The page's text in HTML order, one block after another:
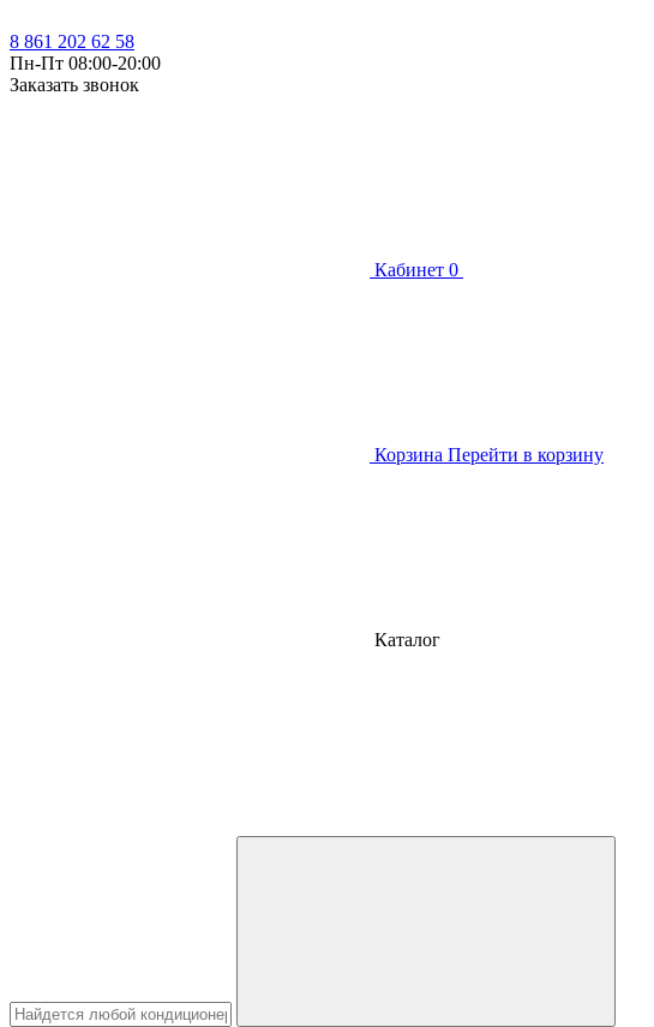
8 861 202 62 58
Пн-Пт 08:00-20:00
Заказать звонок
Кабинет 0
Корзина Перейти в корзину
Каталог